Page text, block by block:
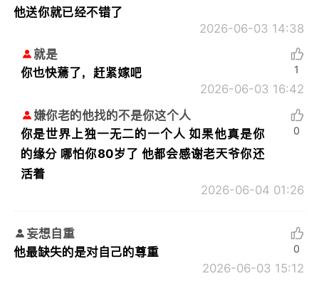
他送你就已经不错了
2026-06-03 14:38
就是
你也快蔫了，赶紧嫁吧
2026-06-03 16:42
1
嫌你老的他找的不是你这个人
你是世界上独一无二的一个人 如果他真是你
的缘分 哪怕你80岁了 他都会感谢老天爷你还
活着
2026-06-04 01:26
0
妄想自重
他最缺失的是对自己的尊重
2026-06-03 15:12
0